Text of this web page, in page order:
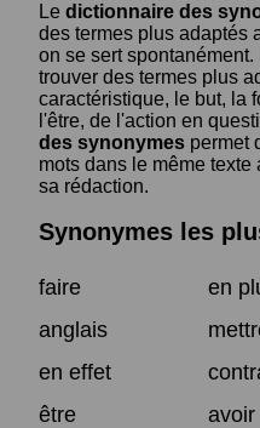
Le dictionnaire des
des termes plus adaptés
on se sert
trouver des termes plus
caractéristique, le but, la
l'être, de l'action en
des synonymes permet
mots dans le même texte
sa rédaction.
Synonymes les
faire
en
anglais
en effet
être
avoir